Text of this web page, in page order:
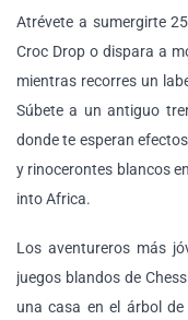
Atrévete a sumergirte
Croc Drop o dispara a
mientras recorres un
Súbete a un antiguo
donde te esperan
y rinocerontes blancos
into Africa.
Los aventureros más
juegos blandos de
una casa en el árbol